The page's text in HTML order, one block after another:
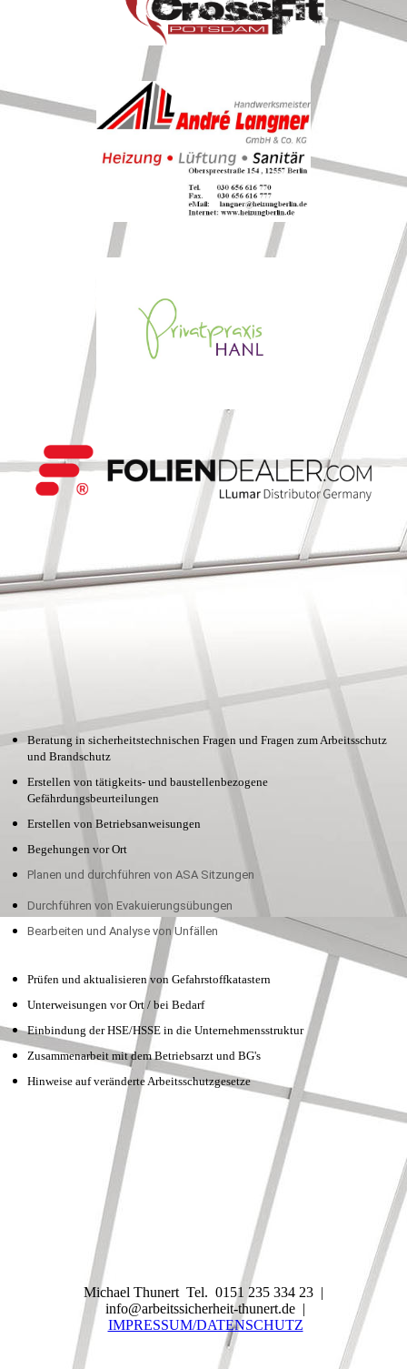
Beratung in sicherheitstechnischen Fragen und Fragen zum Arbeitsschutz
und Brandschutz
Erstellen von tätigkeits- und baustellenbezogene
Gefährdungsbeurteilungen
Erstellen von Betriebsanweisungen
Begehungen vor Ort
Planen und durchführen von ASA Sitzungen
Durchführen von Evakuierungsübungen
Bearbeiten und Analyse von Unfällen
Prüfen und aktualisieren von Gefahrstoffkatastern
Unterweisungen vor Ort / bei Bedarf
Einbindung der HSE/HSSE in die Unternehmensstruktur
Zusammenarbeit mit dem Betriebsarzt und BG's
Hinweise auf veränderte Arbeitsschutzgesetze
Michael Thunert Tel. 0151 235 334 23 |
info@arbeitssicherheit-thunert.de |
IMPRESSUM/DATENSCHUTZ